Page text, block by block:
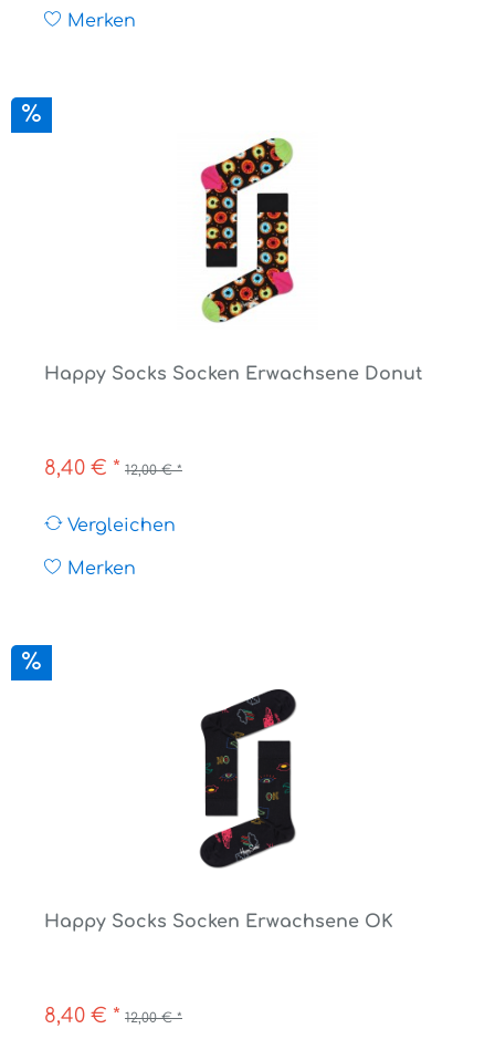
Merken
Happy Socks Socken Erwachsene Donut
8,40 € * 12,00 € *
Vergleichen
Merken
Happy Socks Socken Erwachsene OK
8,40 € * 12,00 € *